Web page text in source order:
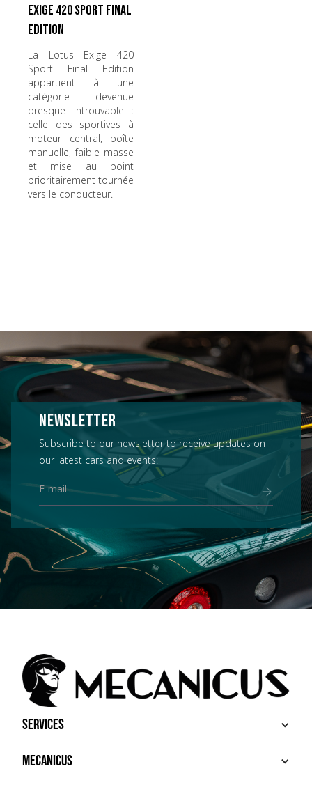
Exige 420 Sport Final
Edition
La Lotus Exige 420
Sport Final Edition
appartient à une
catégorie devenue
presque introuvable :
celle des sportives à
moteur central, boîte
manuelle, faible masse
et mise au point
prioritairement tournée
vers le conducteur.
NEWSLETTER
Subscribe to our newsletter to receive updates on
our latest cars and events:
Services
BUY
SELL
Mecanicus